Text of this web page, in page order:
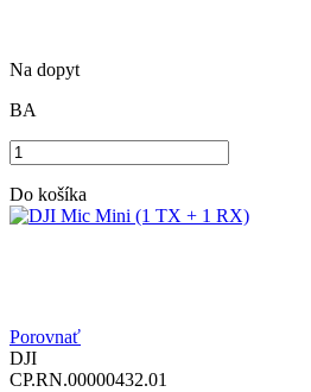
Na dopyt
BA
Do košíka
Porovnať
DJI
CP.RN.00000432.01